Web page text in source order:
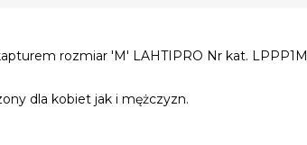
rozmiar 'M' LAHTIPRO Nr kat. LPPP1M
dla kobiet jak i mężczyzn.